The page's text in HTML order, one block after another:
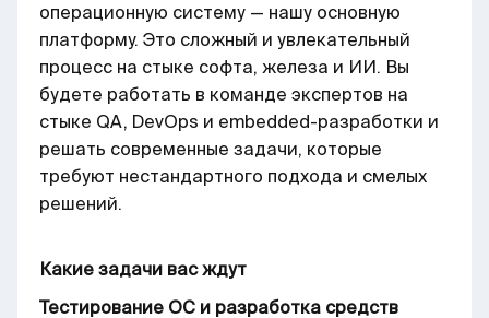
операционную систему — нашу основную
платформу. Это сложный и увлекательный
процесс на стыке софта, железа и ИИ. Вы
будете работать в команде экспертов на
стыке QA, DevOps и embedded-разработки и
решать современные задачи, которые
требуют нестандартного подхода и смелых
решений.
Какие задачи вас ждут
Тестирование ОС и разработка средств